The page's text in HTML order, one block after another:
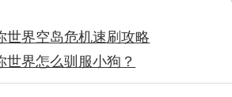
世界空岛危机速刷攻略
世界怎么驯服小狗？